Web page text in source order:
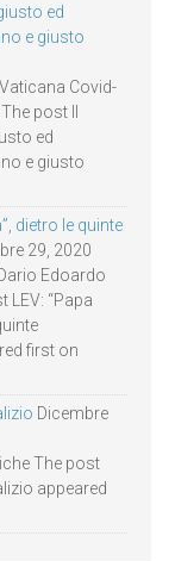
ed
e giusto
Covid-
post Il
ed
e giusto
dietro le quinte
29, 2020
Edoardo
LEV: “Papa
first on
Dicembre
The post
appeared